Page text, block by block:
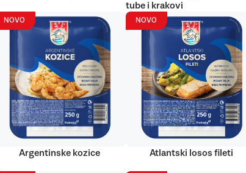
tube i krakovi
NOVO
Argentinske kozice
NOVO
Atlantski losos fileti